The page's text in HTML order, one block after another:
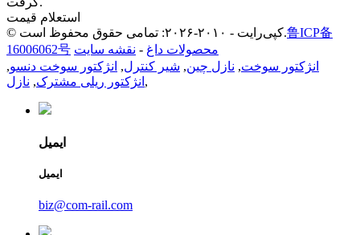
استعلام قیمت
© کپی‌رایت - ۲۰۱۰-۲۰۲۶: تمامی حقوق محفوظ است.鲁ICP备
16006062号
محصولات داغ - نقشه سایت
انژکتور سوخت, نازل چین, شیر کنترل, انژکتور سوخت دنسو,
انژکتور ریلی مشترک, نازل ,
ایمیل
ایمیل
biz@com-rail.com